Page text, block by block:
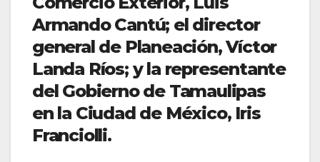
Armando Cantú; el director
general de Planeación, Víctor
Landa Ríos; y la representante
del Gobierno de Tamaulipas
en la Ciudad de México, Iris
Franciolli.